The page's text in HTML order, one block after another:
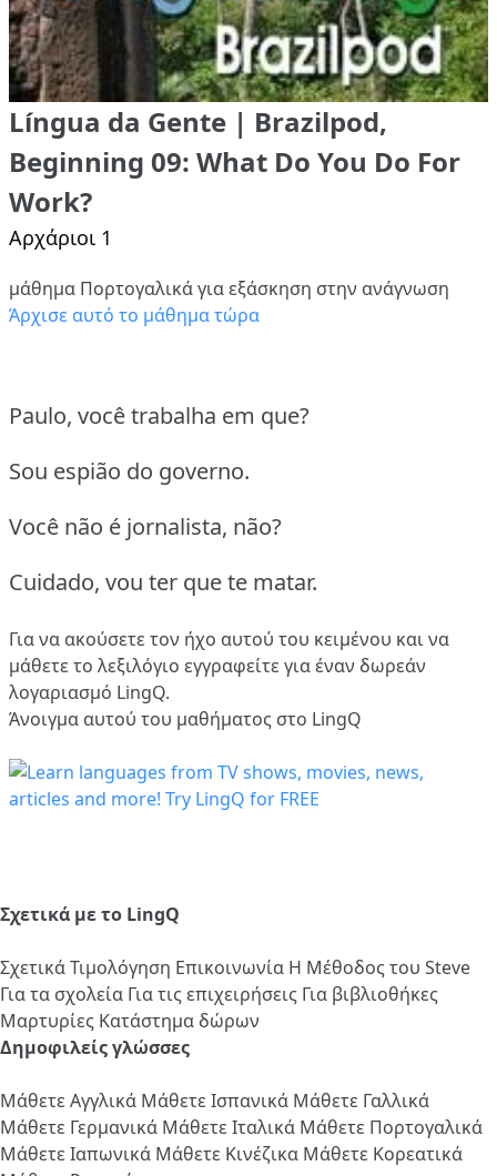
Língua da Gente | Brazilpod,
Beginning 09: What Do You Do For
Work?
Αρχάριοι 1
μάθημα Πορτογαλικά για εξάσκηση στην ανάγνωση
Άρχισε αυτό το μάθημα τώρα
Paulo, você trabalha em que?
Sou espião do governo.
Você não é jornalista, não?
Cuidado, vou ter que te matar.
Για να ακούσετε τον ήχο αυτού του κειμένου και να
μάθετε το λεξιλόγιο εγγραφείτε για έναν δωρεάν
λογαριασμό LingQ.
Άνοιγμα αυτού του μαθήματος στο LingQ
Σχετικά με το LingQ
ΣχετικάΤιμολόγηση Επικοινωνία Η Μέθοδος του Steve
Για τα σχολεία Για τις επιχειρήσεις Για βιβλιοθήκες
Μαρτυρίες Κατάστημα δώρων
Δημοφιλείς γλώσσες
Μάθετε Αγγλικά Μάθετε Ισπανικά Μάθετε Γαλλικά
Μάθετε Γερμανικά Μάθετε Ιταλικά Μάθετε Πορτογαλικά
Μάθετε Ιαπωνικά Μάθετε Κινέζικα Μάθετε Κορεατικά